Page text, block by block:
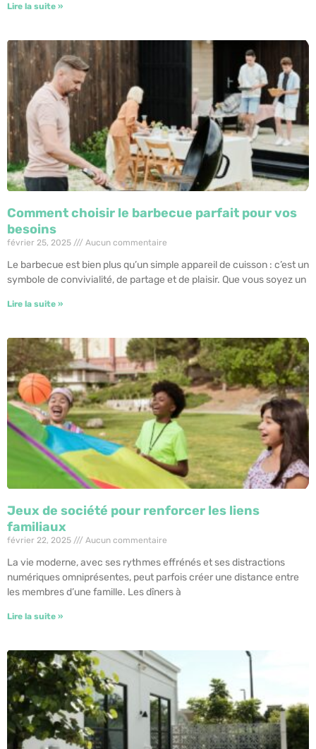
Lire la suite »
Comment choisir le barbecue parfait pour vos
besoins
février 25, 2025 Aucun commentaire
Le barbecue est bien plus qu’un simple appareil de cuisson : c’est un
symbole de convivialité, de partage et de plaisir. Que vous soyez un
Lire la suite »
Jeux de société pour renforcer les liens
familiaux
février 22, 2025 Aucun commentaire
La vie moderne, avec ses rythmes effrénés et ses distractions
numériques omniprésentes, peut parfois créer une distance entre
les membres d’une famille. Les dîners à
Lire la suite »